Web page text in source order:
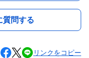
質問する
リンクをコピー